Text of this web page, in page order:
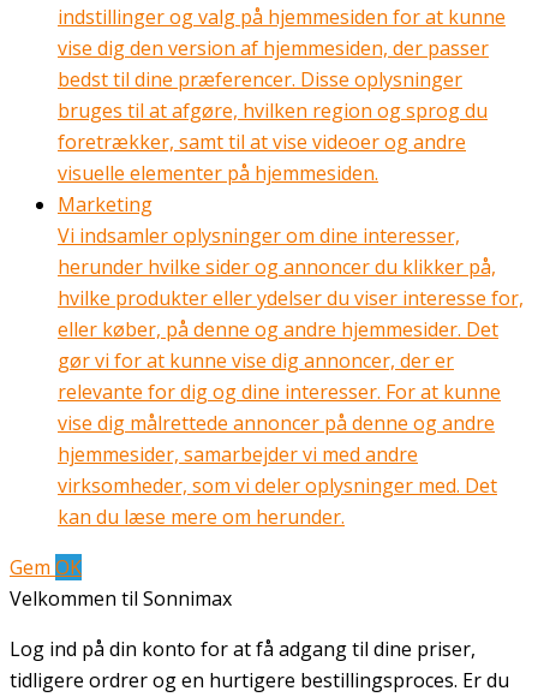
indstillinger og valg på hjemmesiden for at kunne
vise dig den version af hjemmesiden, der passer
bedst til dine præferencer. Disse oplysninger
bruges til at afgøre, hvilken region og sprog du
foretrækker, samt til at vise videoer og andre
visuelle elementer på hjemmesiden.
Marketing
Vi indsamler oplysninger om dine interesser,
herunder hvilke sider og annoncer du klikker på,
hvilke produkter eller ydelser du viser interesse for,
eller køber, på denne og andre hjemmesider. Det
gør vi for at kunne vise dig annoncer, der er
relevante for dig og dine interesser. For at kunne
vise dig målrettede annoncer på denne og andre
hjemmesider, samarbejder vi med andre
virksomheder, som vi deler oplysninger med. Det
kan du læse mere om herunder.
Gem OK
Velkommen til Sonnimax
Log ind på din konto for at få adgang til dine priser,
tidligere ordrer og en hurtigere bestillingsproces. Er du